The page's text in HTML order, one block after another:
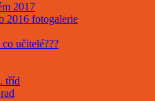
2017
2016 fotogalerie
učitelé???
tříd